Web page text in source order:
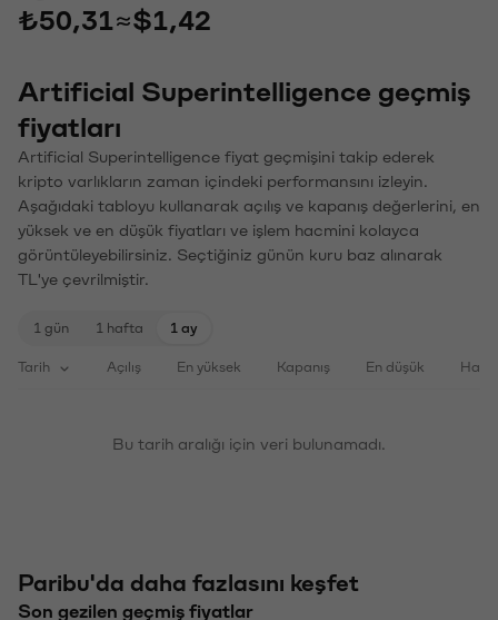
₺50,31 ≈$1,42
Artificial Superintelligence geçmiş
fiyatları
Artificial Superintelligence fiyat geçmişini takip ederek
kripto varlıkların zaman içindeki performansını izleyin.
Aşağıdaki tabloyu kullanarak açılış ve kapanış değerlerini, en
yüksek ve en düşük fiyatları ve işlem hacmini kolayca
görüntüleyebilirsiniz. Seçtiğiniz günün kuru baz alınarak
TL'ye çevrilmiştir.
1 gün 1 hafta 1 ay
Tarih Açılış En yüksek Kapanış En düşük
Bu tarih aralığı için veri bulunamadı.
Paribu'da daha fazlasını keşfet
Son gezilen geçmiş fiyatlar